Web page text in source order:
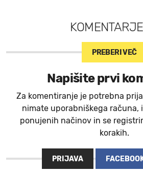
PREBERI VEČ
Napišite prvi
Za komentiranje je potrebna
nimate uporabniškega računa,
ponujenih načinov in se
korakih.
PRIJAVA